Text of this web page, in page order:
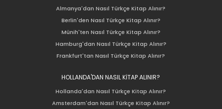
Almanya'dan Nasıl Türkçe Kitap Alınır?
Berlin'den Nasıl Türkçe Kitap Alınır?
Münih'ten Nasıl Türkçe Kitap Alınır?
Hamburg'dan Nasıl Türkçe Kitap Alınır?
Frankfurt'tan Nasıl Türkçe Kitap Alınır?
HOLLANDA'DAN NASIL KİTAP ALINIR?
Hollanda'dan Nasıl Türkçe Kitap Alınır?
Amsterdam'dan Nasıl Türkçe Kitap Alınır?